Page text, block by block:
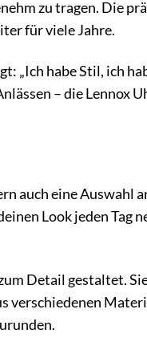
zu tragen. Die
für viele Jahre.
„Ich habe Stil, ich
– die Lennox
auch eine Auswahl
Look jeden Tag
Detail gestaltet.